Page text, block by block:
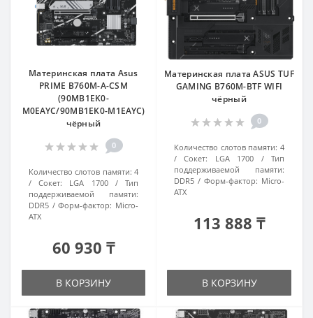
Материнская плата Asus
PRIME B760M-A-CSM
(90MB1EK0-
M0EAYC/90MB1EK0-M1EAYC)
чёрный
0
Количество слотов памяти: 4
Сокет:
LGA 1700
Тип
поддерживаемой памяти:
DDR5
Форм-фактор: Micro-
ATX
60 930 ₸
В КОРЗИНУ
Материнская плата ASUS TUF
GAMING B760M-BTF WIFI
чёрный
0
Количество слотов памяти: 4
Сокет:
LGA 1700
Тип
поддерживаемой памяти:
DDR5
Форм-фактор: Micro-
ATX
113 888 ₸
В КОРЗИНУ